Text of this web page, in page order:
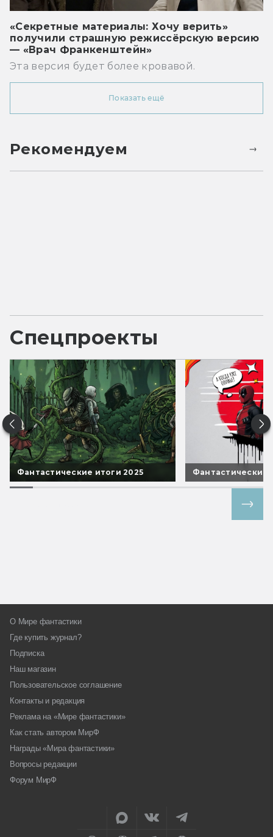
«Секретные материалы: Хочу верить»
получили страшную режиссёрскую версию
— «Врач Франкенштейн»
Эта версия будет более кровавой.
Показать ещё
Рекомендуем
Спецпроекты
Фантастические итоги 2025 Фантастические
О Мире фантастики
Где купить журнал?
Подписка
Наш магазин
Пользовательское соглашение
Контакты и редакция
Реклама на «Мире фантастики»
Как стать автором МирФ
Награды «Мира фантастики»
Вопросы редакции
Форум МирФ